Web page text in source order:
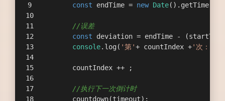
const endTime = new Date().getTime();
//误差
const deviation = endTime -
console.log( '第'+ countIndex +'次：累
        countIndex ++ ;
//执行下一次倒计时
        countdown(timeout);